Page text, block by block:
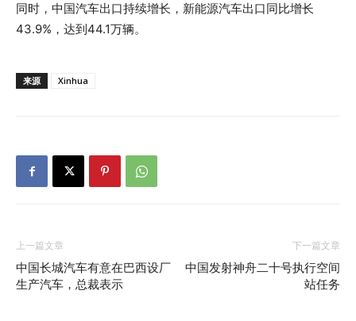
同时，中国汽车出口持续增长，新能源汽车出口同比增长
43.9%，达到44.1万辆。
来源 Xinhua
上一篇文章
中国长城汽车有意在巴西设厂
生产汽车，总裁表示
下一篇文章
中国发射神舟二十号执行空间
站任务